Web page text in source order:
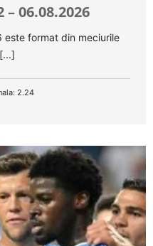
– 06.08.2026
este format din meciurile
2.24